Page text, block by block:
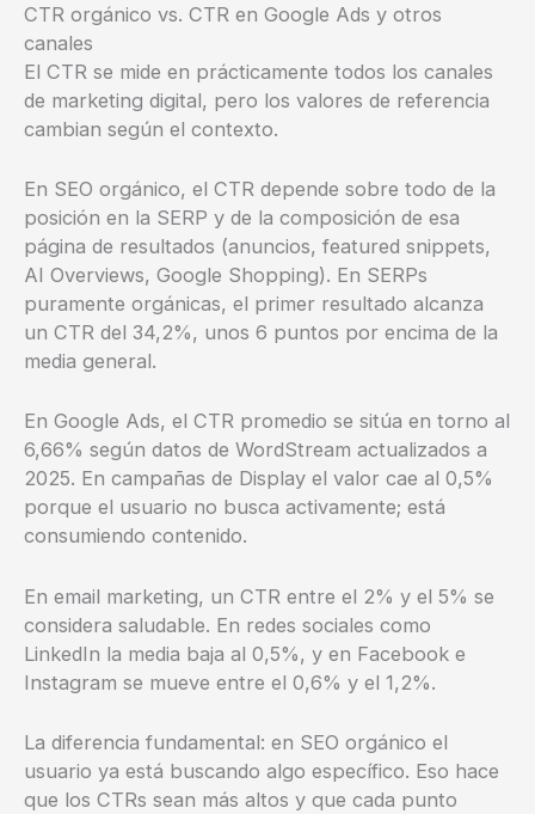
CTR orgánico vs. CTR en Google Ads y otros
canales
El CTR se mide en prácticamente todos los canales
de marketing digital, pero los valores de referencia
cambian según el contexto.
En SEO orgánico, el CTR depende sobre todo de la
posición en la SERP y de la composición de esa
página de resultados (anuncios, featured snippets,
AI Overviews, Google Shopping). En SERPs
puramente orgánicas, el primer resultado alcanza
un CTR del 34,2%, unos 6 puntos por encima de la
media general.
En Google Ads, el CTR promedio se sitúa en torno al
6,66% según datos de WordStream actualizados a
2025. En campañas de Display el valor cae al 0,5%
porque el usuario no busca activamente; está
consumiendo contenido.
En email marketing, un CTR entre el 2% y el 5% se
considera saludable. En redes sociales como
LinkedIn la media baja al 0,5%, y en Facebook e
Instagram se mueve entre el 0,6% y el 1,2%.
La diferencia fundamental: en SEO orgánico el
usuario ya está buscando algo específico. Eso hace
que los CTRs sean más altos y que cada punto